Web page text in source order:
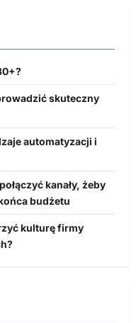
skuteczny
automatyzacji i
kanały, żeby
budżetu
kulturę firmy